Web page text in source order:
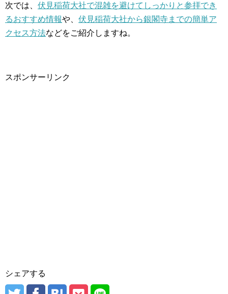
次では、 伏見稲荷大社で混雑を避けてしっかりと参拝でき
るおすすめ情報や、 伏見稲荷大社から銀閣寺までの簡単ア
クセス方法などをご紹介しますね。
スポンサーリンク
シェアする